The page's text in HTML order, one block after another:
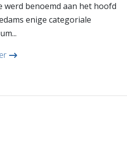
werd benoemd aan het hoofd
enige categoriale